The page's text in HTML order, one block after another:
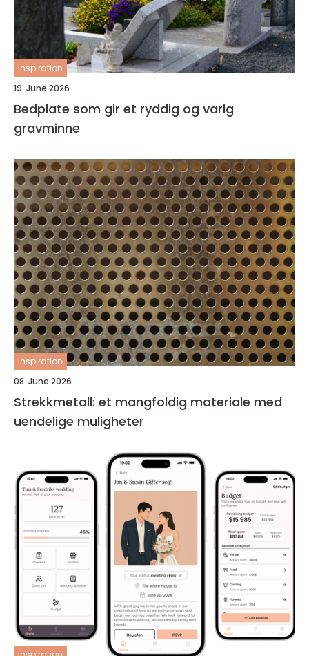
inspiration
19. June 2026
Bedplate som gir et ryddig og varig
gravminne
inspiration
08. June 2026
Strekkmetall: et mangfoldig materiale med
uendelige muligheter